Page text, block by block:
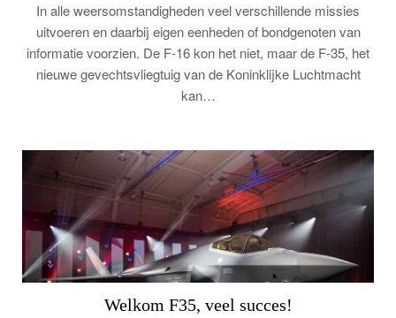
In alle weersomstandigheden veel verschillende missies
uitvoeren en daarbij eigen eenheden of bondgenoten van
informatie voorzien. De F-16 kon het niet, maar de F-35, het
nieuwe gevechtsvliegtuig van de Koninklijke Luchtmacht
kan…
Welkom F35, veel succes!